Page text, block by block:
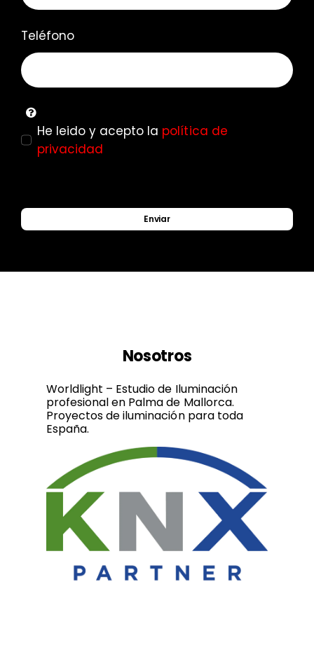
Teléfono
He leido y acepto la política de
privacidad
Enviar
Nosotros
Worldlight – Estudio de Iluminación
profesional en Palma de Mallorca.
Proyectos de iluminación para toda
España.